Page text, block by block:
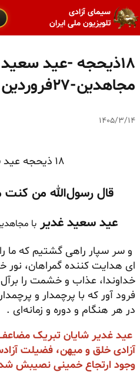
سیمای آزادی
تلویزیون ملی ایران
۱۸ذیحجه -عید سعید
مجاهدین-۲۷فروردین ۱۳۷۷
۱۴۰۵/۳/۱۴
۱۸ ذیحجه عید سعید غدیر
قال رسول‌الله من کنت
عید سعید غدیر با
و سر سپار راهی گشتیم که ما
ای هدایت کننده گمراهان،
خداوندا، عذاب و خشمت را
فرود آور که با پرچمدار و
در هر هنگام و دوره و زمانه‌ای .
عید غدیر شایان تبریک
آزادی خلق و میهن، فضیلت
وجود ارتجاع خمینی نصیبش